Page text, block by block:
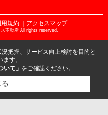
用規約 ｜アクセスマップ
不動産 All rights reserved.
把握、サービス向上検討を目的と
す。
いて」 をご確認ください。
る